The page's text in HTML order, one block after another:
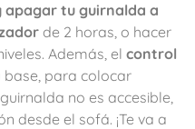
apagar tu guirnalda a
de 2 horas, o hacer
Además, el control
base, para colocar
no es accesible,
desde el sofá. ¡Te va a